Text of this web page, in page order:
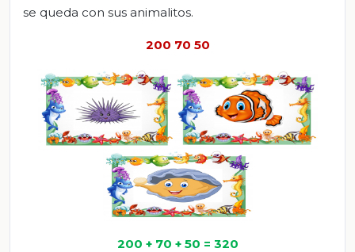
se queda con sus animalitos.
200 70 50
200 + 70 + 50 = 320